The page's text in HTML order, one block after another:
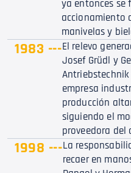
ya entonces se
accionamiento
manivelas y
1983 ---El relevo
Josef Grüdl y
empresa
producción
siguiendo el
proveedora del
1998 ---La
recaer en